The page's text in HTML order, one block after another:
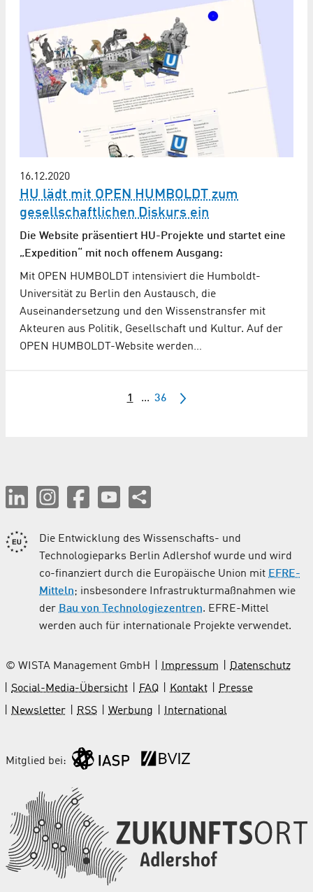
16.12.2020
HU lädt mit OPEN HUMBOLDT zum
gesellschaftlichen Diskurs ein
Die Website präsentiert HU-Projekte und startet eine
„Expedition“ mit noch offenem Ausgang:
Mit OPEN HUMBOLDT intensiviert die Humboldt-
Universität zu Berlin den Austausch, die
Auseinandersetzung und den Wissenstransfer mit
Akteuren aus Politik, Gesellschaft und Kultur. Auf der
OPEN HUMBOLDT-Website werden…
1 ... 36
Die Entwicklung des Wissenschafts- und
Technologieparks Berlin Adlershof wurde und wird
co-finanziert durch die Europäische Union mit EFRE-
Mitteln; insbesondere Infrastrukturmaßnahmen wie
der Bau von Technologiezentren. EFRE-Mittel
werden auch für internationale Projekte verwendet.
© WISTA Management GmbH Impressum
Datenschutz
Social-Media-Übersicht
FAQ Kontakt
Presse
Newsletter
RSS Werbung International
Mitglied bei: